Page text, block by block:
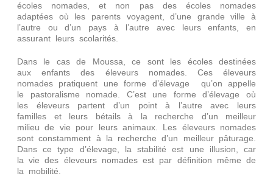
écoles nomades, et non pas des écoles nomades
adaptées où les parents voyagent, d’une grande ville à
l’autre ou d’un pays à l’autre avec leurs enfants, en
assurant leurs scolarités.
Dans le cas de Moussa, ce sont les écoles destinées
aux enfants des éleveurs nomades. Ces éleveurs
nomades pratiquent une forme d’élevage qu’on appelle
le pastoralisme nomade. C’est une forme d’élevage où
les éleveurs partent d’un point à l’autre avec leurs
familles et leurs bétails à la recherche d’un meilleur
milieu de vie pour leurs animaux. Les éleveurs nomades
sont constamment à la recherche d’un meilleur pâturage.
Dans ce type d’élevage, la stabilité est une illusion, car
la vie des éleveurs nomades est par définition même de
la mobilité.